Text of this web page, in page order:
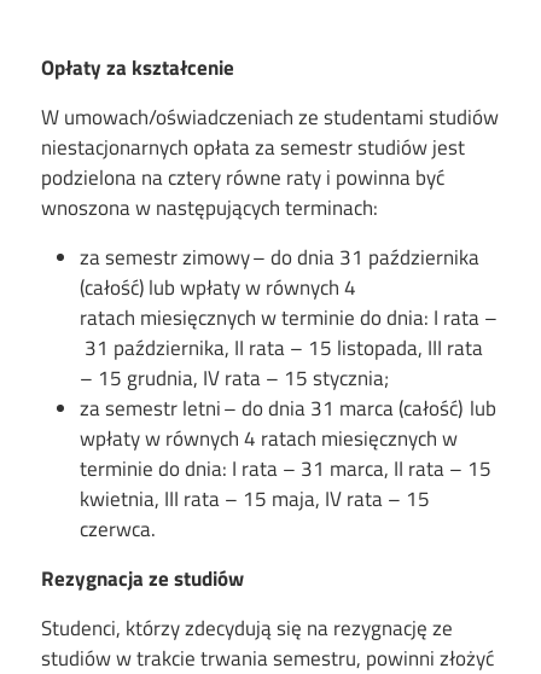
Opłaty za kształcenie
W umowach/oświadczeniach ze studentami studiów
niestacjonarnych opłata za semestr studiów jest
podzielona na cztery równe raty i powinna być
wnoszona w następujących terminach:
za semestr zimowy – do dnia 31 października
(całość) lub wpłaty w równych 4
ratach miesięcznych w terminie do dnia: I rata –
31 października, II rata – 15 listopada, III rata
– 15 grudnia, IV rata – 15 stycznia;
za semestr letni – do dnia 31 marca (całość) lub
wpłaty w równych 4 ratach miesięcznych w
terminie do dnia: I rata – 31 marca, II rata – 15
kwietnia, III rata – 15 maja, IV rata – 15
czerwca.
Rezygnacjaze studiów
Studenci, którzy zdecydują się na rezygnację ze
studiów w trakcie trwania semestru, powinni złożyć